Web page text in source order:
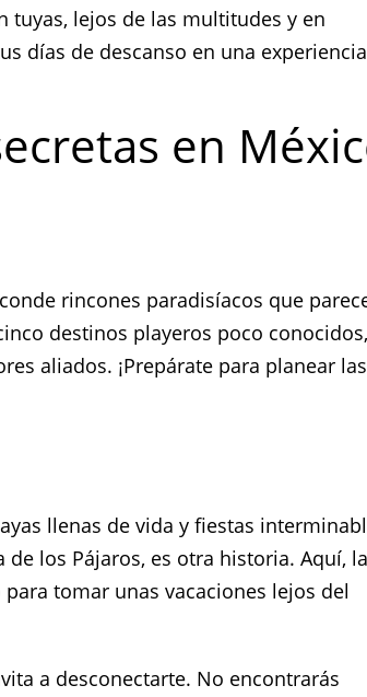
tuyas, lejos de las multitudes y en
días de descanso en una experiencia
en
rincones paradisíacos que
destinos playeros poco conocidos,
aliados. ¡Prepárate para planear las
llenas de vida y fiestas
los Pájaros, es otra historia. Aquí, la
tomar unas vacaciones lejos del
a desconectarte. No encontrarás